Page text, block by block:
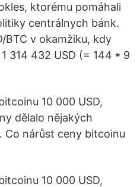
ktorému pomáhali
centrálnych bánk.
BTC v okamžiku, kdy
314 432 USD (= 144 * 9
10 000 USD,
dělalo nějakých
Co nárůst ceny bitcoinu
10 000 USD,